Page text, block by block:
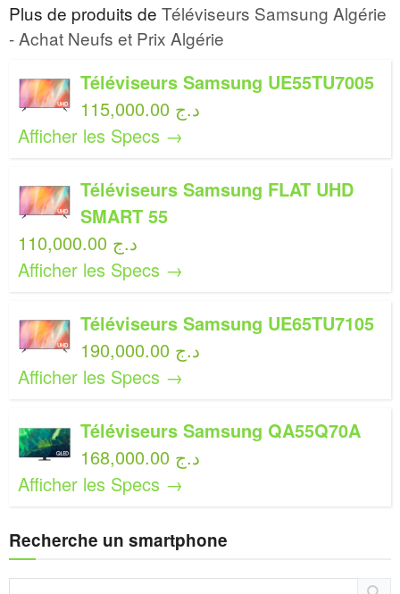
Plus de produits de Téléviseurs Samsung Algérie
- Achat Neufs et Prix Algérie
Téléviseurs Samsung UE55TU7005
115,000.00 د.ج
Afficher les Specs →
Téléviseurs Samsung FLAT UHD
SMART 55
110,000.00 د.ج
Afficher les Specs →
Téléviseurs Samsung UE65TU7105
190,000.00 د.ج
Afficher les Specs →
Téléviseurs Samsung QA55Q70A
168,000.00 د.ج
Afficher les Specs →
Recherche un smartphone